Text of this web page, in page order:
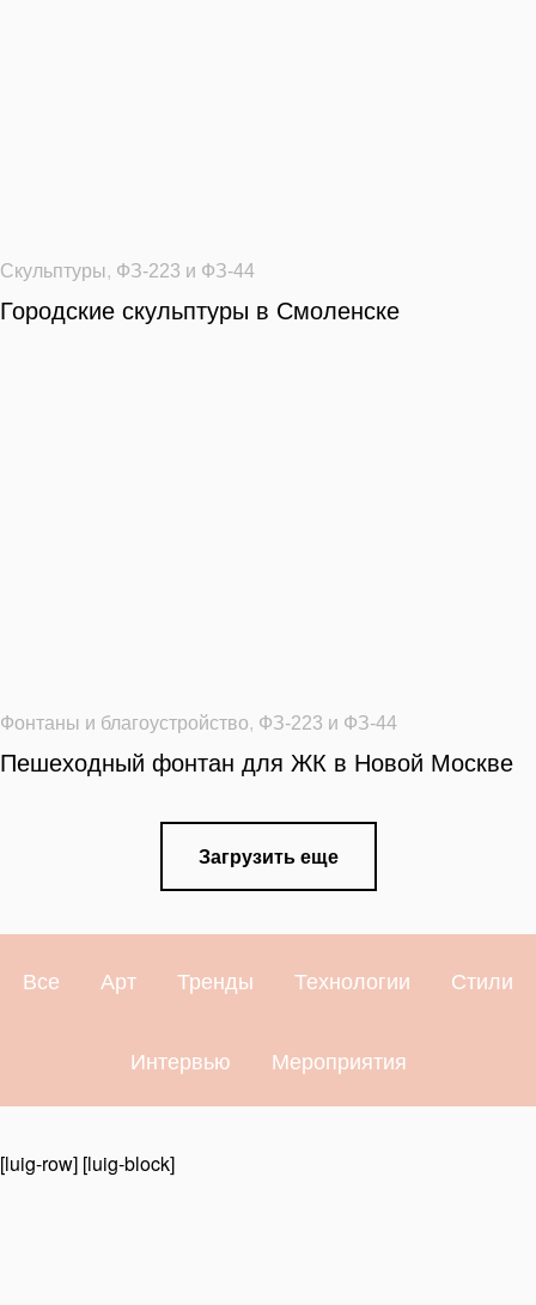
Скульптуры, ФЗ-223 и ФЗ-44
Городские скульптуры в Смоленске
Фонтаны и благоустройство, ФЗ-223 и ФЗ-44
Пешеходный фонтан для ЖК в Новой Москве
Загрузить еще
Все Арт Тренды Технологии Стили
Интервью Мероприятия
[luig-row] [luig-block]